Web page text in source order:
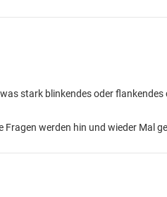
stark blinkendes oder
werden hin und wieder Mal